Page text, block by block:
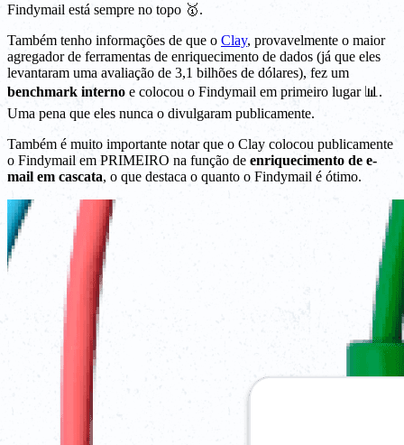
Findymail está sempre no topo 🥇.
Também tenho informações de que o Clay, provavelmente o maior
agregador de ferramentas de enriquecimento de dados (já que eles
levantaram uma avaliação de 3,1 bilhões de dólares), fez um
benchmark interno e colocou o Findymail em primeiro lugar 📊.
Uma pena que eles nunca o divulgaram publicamente.
Também é muito importante notar que o Clay colocou publicamente
o Findymail em PRIMEIRO na função de enriquecimento de e-
mail em cascata, o que destaca o quanto o Findymail é ótimo.